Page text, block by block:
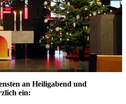
an Heiligabend und
ein: